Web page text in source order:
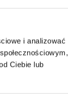
i analizować
Ciebie lub